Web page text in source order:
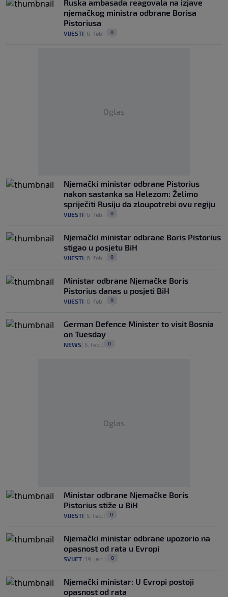
Ruska ambasada reagovala na izjave
njemačkog ministra odbrane Borisa
Pistoriusa
VIJESTI 6. feb. 0
Oglas
Njemački ministar odbrane Pistorius
nakon sastanka sa Helezom: Želimo
spriječiti Rusiju da zloupotrebi ovu regiju
VIJESTI 6. feb. 0
Njemački ministar odbrane Boris Pistorius
stigao u posjetu BiH
VIJESTI 6. feb. 0
Ministar odbrane Njemačke Boris
Pistorius danas u posjeti BiH
VIJESTI 6. feb. 0
German Defence Minister to visit Bosnia
on Tuesday
NEWS 5. feb. 0
Oglas
Ministar odbrane Njemačke Boris
Pistorius stiže u BiH
VIJESTI 5. feb. 0
Njemački ministar odbrane upozorio na
opasnost od rata u Evropi
SVIJET 19. jan. 0
Njemački ministar: U Evropi postoji
opasnost od rata